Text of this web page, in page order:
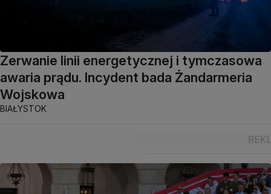
Zerwanie linii energetycznej i tymczasowa
awaria prądu. Incydent bada Żandarmeria
Wojskowa
BIAŁYSTOK